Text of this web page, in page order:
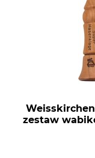
zestaw